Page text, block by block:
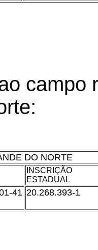
campo
DO NORTE
INSCRIÇÃO
ESTADUAL
41 20.268.393-1